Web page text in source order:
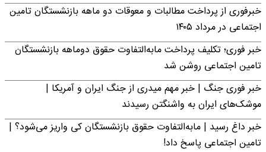
خبرفوری از پرداخت مطالبات و معوقات دو ماهه بازنشستگان تامین
اجتماعی در مرداد ۱۴۰۵
خبر فوری؛ تکلیف پرداخت مابه‌التفاوت حقوق دوماهه بازنشستگان
تامین اجتماعی روشن شد
خبر فوری جنگ | خبر مهم میدری از جنگ ایران و آمریکا |
موشک‌های ایران به واشنگتن رسیدند
خبر داغ رسید | مابه‌التفاوت حقوق بازنشستگان کی واریز می‌شود؟ |
تامین اجتماعی پاسخ داد!